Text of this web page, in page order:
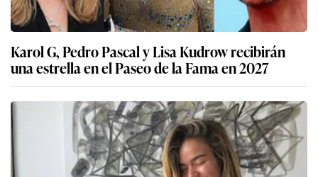
Karol G, Pedro Pascal y Lisa Kudrow recibirán
una estrella en el Paseo de la Fama en 2027